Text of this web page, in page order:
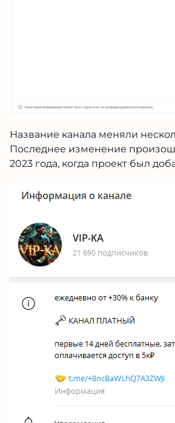
Название канала меняли
Последнее изменение
2023 года, когда проект был